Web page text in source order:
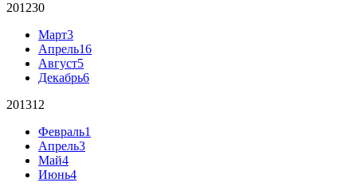
201230
Март3
Апрель16
Август5
Декабрь6
201312
Февраль1
Апрель3
Май4
Июнь4